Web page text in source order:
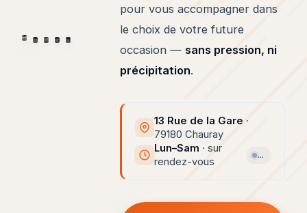
pour vous accompagner dans
le choix de votre future
occasion — sans pression, ni
précipitation.
13 Rue de la Gare ·
79180 Chauray
Lun–Sam · sur
rendez-vous
…